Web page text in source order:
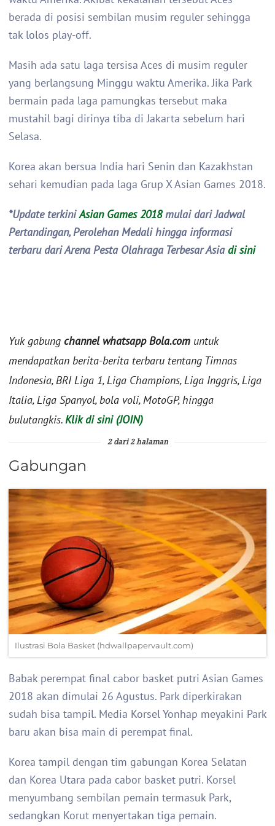
berada di posisi sembilan musim reguler sehingga
tak lolos play-off.
Masih ada satu laga tersisa Aces di musim reguler
yang berlangsung Minggu waktu Amerika. Jika Park
bermain pada laga pamungkas tersebut maka
mustahil bagi dirinya tiba di Jakarta sebelum hari
Selasa.
Korea akan bersua India hari Senin dan Kazakhstan
sehari kemudian pada laga Grup X Asian Games 2018.
*Update terkiniAsian Games 2018mulai dari Jadwal
Pertandingan, Perolehan Medali hingga informasi
terbaru dari Arena Pesta Olahraga Terbesar Asia di sini
Yuk gabung channel whatsapp Bola.com untuk
mendapatkan berita-berita terbaru tentang Timnas
Indonesia, BRI Liga 1, Liga Champions, Liga Inggris, Liga
Italia, Liga Spanyol, bola voli, MotoGP, hingga
bulutangkis.Klik di sini (JOIN)
2 dari 2 halaman
Gabungan
Ilustrasi Bola Basket (hdwallpapervault.com)
Babak perempat final cabor basket putri Asian Games
2018 akan dimulai 26 Agustus. Park diperkirakan
sudah bisa tampil. Media Korsel Yonhap meyakini Park
baru akan bisa main di perempat final.
Korea tampil dengan tim gabungan Korea Selatan
dan Korea Utara pada cabor basket putri. Korsel
menyumbang sembilan pemain termasuk Park,
sedangkan Korut menyertakan tiga pemain.